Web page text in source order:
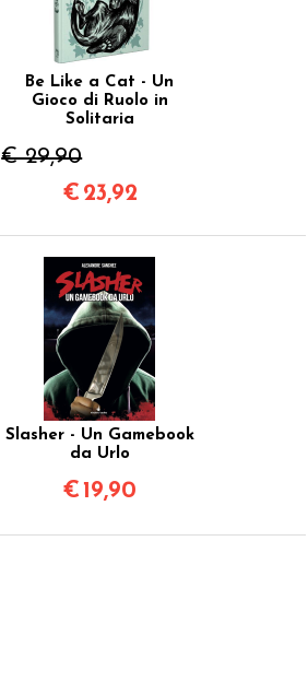
Be Like a Cat - Un
Gioco di Ruolo in
Solitaria
€ 29,90
€ 23,92
Slasher - Un Gamebook
da Urlo
€ 19,90